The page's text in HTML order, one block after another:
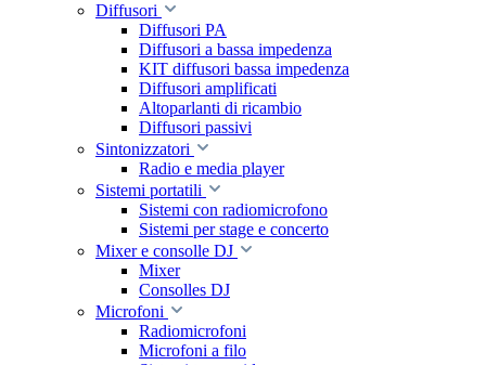
Diffusori
Diffusori PA
Diffusori a bassa impedenza
KIT diffusori bassa impedenza
Diffusori amplificati
Altoparlanti di ricambio
Diffusori passivi
Sintonizzatori
Radio e media player
Sistemi portatili
Sistemi con radiomicrofono
Sistemi per stage e concerto
Mixer e consolle DJ
Mixer
Consolles DJ
Microfoni
Radiomicrofoni
Microfoni a filo